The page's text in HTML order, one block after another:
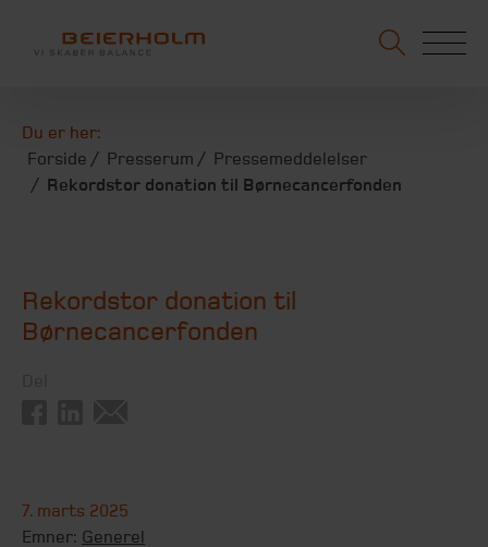
Du er her:
Forside
Presserum
Pressemeddelelser
Rekordstor donation til Børnecancerfonden
Rekordstor donation til
Børnecancerfonden
7. marts 2025
Emner: Generel